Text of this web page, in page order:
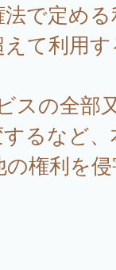
で定め
て利用
の全部
るなど
権利を